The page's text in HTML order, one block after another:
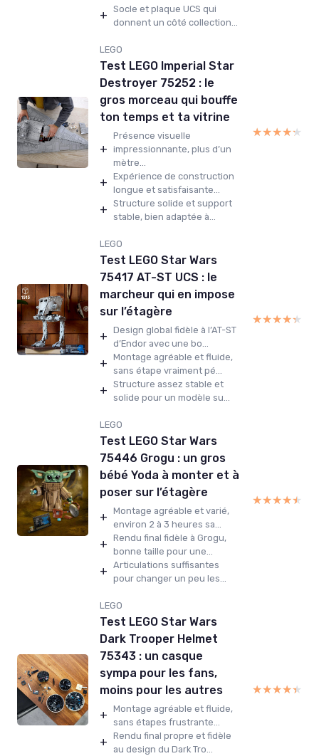
+ Socle et plaque UCS qui
donnent un côté collection...
LEGO
Test LEGO Imperial Star
Destroyer 75252 : le
gros morceau qui bouffe
ton temps et ta vitrine
+
Présence visuelle
impressionnante, plus d’un
mètre...
+ Expérience de construction
longue et satisfaisante...
+ Structure solide et support
stable, bien adaptée à...
★★★★★
★★★★★
LEGO
Test LEGO Star Wars
75417 AT-ST UCS : le
marcheur qui en impose
sur l’étagère
+ Design global fidèle à l’AT-ST
d’Endor avec une bo...
+ Montage agréable et fluide,
sans étape vraiment pé...
+ Structure assez stable et
solide pour un modèle su...
★★★★★
★★★★★
LEGO
Test LEGO Star Wars
75446 Grogu : un gros
bébé Yoda à monter et à
poser sur l’étagère
+ Montage agréable et varié,
environ 2 à 3 heures sa...
+ Rendu final fidèle à Grogu,
bonne taille pour une...
+ Articulations suffisantes
pour changer un peu les...
★★★★★
★★★★★
LEGO
Test LEGO Star Wars
Dark Trooper Helmet
75343 : un casque
sympa pour les fans,
moins pour les autres
+ Montage agréable et fluide,
sans étapes frustrante...
+ Rendu final propre et fidèle
au design du Dark Tro...
★★★★★
★★★★★